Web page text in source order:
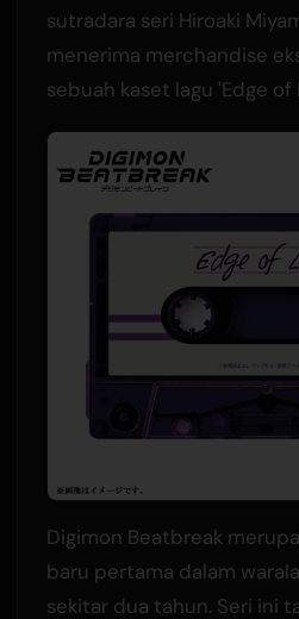
sutradara seri Hiroaki
menerima merchandise
sebuah kaset lagu 'Edge of
Digimon Beatbreak
baru pertama dalam
sekitar dua tahun. Seri ini